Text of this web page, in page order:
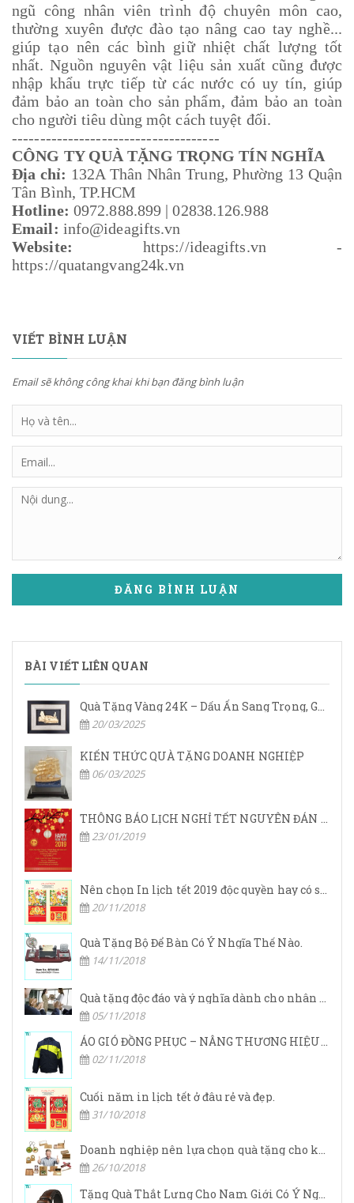
ngũ công nhân viên trình độ chuyên môn cao,
thường xuyên được đào tạo nâng cao tay nghề...
giúp tạo nên các bình giữ nhiệt chất lượng tốt
nhất. Nguồn nguyên vật liệu sản xuất cũng được
nhập khẩu trực tiếp từ các nước có uy tín, giúp
đảm bảo an toàn cho sản phẩm, đảm bảo an toàn
cho người tiêu dùng một cách tuyệt đối.
-------------------------------------
CÔNG TY QUÀ TẶNG TRỌNG TÍN NGHĨA
Địa chỉ: 132A Thân Nhân Trung, Phường 13 Quận
Tân Bình, TP.HCM
Hotline: 0972.888.899 | 02838.126.988
Email: info@ideagifts.vn
Website: https://ideagifts.vn -
https://quatangvang24k.vn
VIẾT BÌNH LUẬN
Email sẽ không công khai khi bạn đăng bình luận
ĐĂNG BÌNH LUẬN
BÀI VIẾT LIÊN QUAN
Quà Tặng Vàng 24K – Dấu Ấn Sang Trọng, Giá Trị Vĩnh Cửu
20/03/2025
KIẾN THỨC QUÀ TẶNG DOANH NGHIỆP
06/03/2025
23/01/2019
20/11/2018
Quà Tặng Bộ Để Bàn Có Ý Nhgĩa Thế Nào.
14/11/2018
05/11/2018
02/11/2018
Cuối năm in lịch tết ở đâu rẻ và đẹp.
31/10/2018
26/10/2018
Tặng Quà Thắt Lưng Cho Nam Giới Có Ý Nghĩa Gì